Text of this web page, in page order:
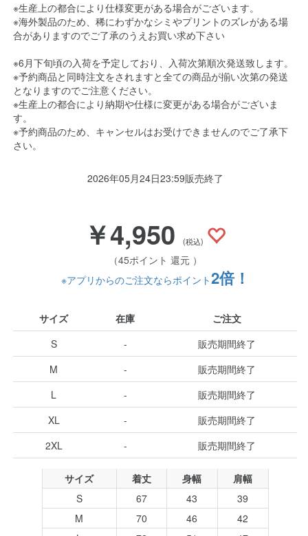
※生産上の都合により仕様変更がある場合がございます。
※海外製品のため、稀にわずかなシミやプリントのズレがある場
合がありますのでご了承のうえお買い求め下さい
※6月下旬頃の入荷を予定しており、入荷次第順次発送致します。
※予約商品と同時注文をされますと全ての商品が揃い次第の発送
となりますのでご注意ください。
※生産上の都合により納期や仕様に変更がある場合がございま
す。
※予約商品のため、キャンセルはお受けできませんのでご了承下
さい。
2026年05月24日23:59販売終了
￥4,950 (税込)
（45ポイント 還元 ）
※アプリからのご注文ならポイント2倍！
サイズ 在庫
ご注文
S
-
販売期間終了
M
-
販売期間終了
L
-
販売期間終了
XL
-
販売期間終了
2XL
- 販売期間終了
サイズ 着丈 身幅
肩幅
S
67 43
39
M
70 46
42